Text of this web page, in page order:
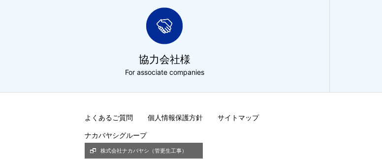
協力会社様
For associate companies
よくあるご質問 個人情報保護方針 サイトマップ
ナカバヤシグループ
株式会社ナカバヤシ（管更生工事）